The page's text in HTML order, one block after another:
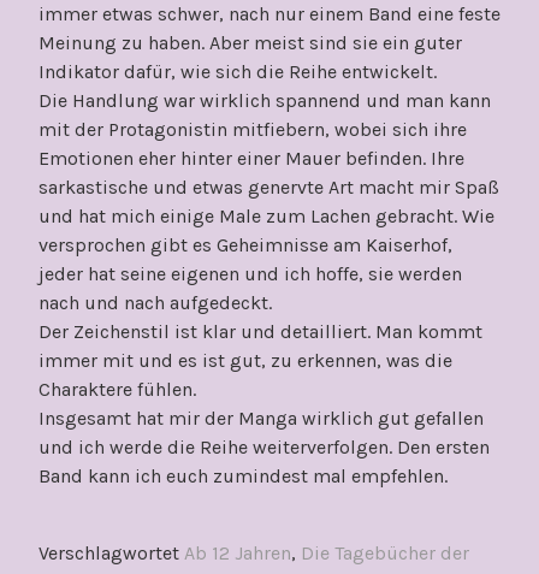
immer etwas schwer, nach nur einem Band eine feste
Meinung zu haben. Aber meist sind sie ein guter
Indikator dafür, wie sich die Reihe entwickelt.
Die Handlung war wirklich spannend und man kann
mit der Protagonistin mitfiebern, wobei sich ihre
Emotionen eher hinter einer Mauer befinden. Ihre
sarkastische und etwas genervte Art macht mir Spaß
und hat mich einige Male zum Lachen gebracht. Wie
versprochen gibt es Geheimnisse am Kaiserhof,
jeder hat seine eigenen und ich hoffe, sie werden
nach und nach aufgedeckt.
Der Zeichenstil ist klar und detailliert. Man kommt
immer mit und es ist gut, zu erkennen, was die
Charaktere fühlen.
Insgesamt hat mir der Manga wirklich gut gefallen
und ich werde die Reihe weiterverfolgen. Den ersten
Band kann ich euch zumindest mal empfehlen.
Verschlagwortet Ab 12 Jahren, Die Tagebücher der